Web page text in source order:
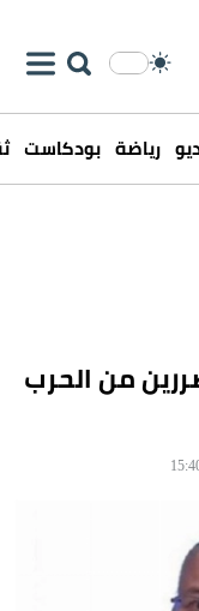
رياضة بودكاست
من الحرب